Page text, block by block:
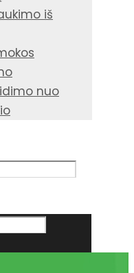
iš
nuo